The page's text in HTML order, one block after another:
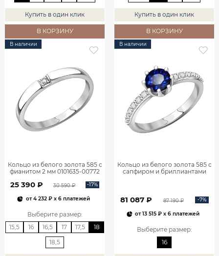
Купить в один клик
В КОРЗИНУ
Купить в один клик
В КОРЗИНУ
В наличии
Кольцо из белого золота 585 с
фианитом 2 мм 0101635-00772
25 390 ₽ 30 590 ₽ -17%
от4 232 ₽x 6 платежей
Выберите размер:
15,5
16 16,5 17 17,5 18
18,5
В наличии
Кольцо из белого золота 585 с
сапфиром и бриллиантами
81 087 ₽ 87 190 ₽ -7%
от13 515 ₽ x 6 платежей
Выберите размер:
16